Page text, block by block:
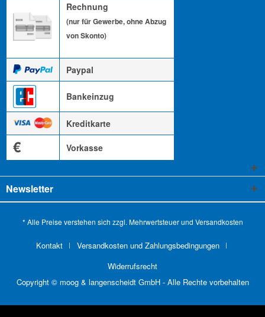
Rechnung
(nur für Gewerbe, ohne Abzug
von Skonto)
Paypal
Bankeinzug
Kreditkarte
€ Vorkasse
Newsletter
* Alle Preise verstehen sich zzgl. Mehrwertsteuer und Versandkosten
Kontakt
Versandkosten und Zahlungsbedingungen
Widerrufsrecht
Copyright © moog & langenscheidt GmbH - Alle Rechte vorbehalten